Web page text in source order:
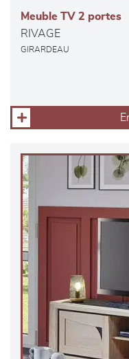
Meuble TV 2 portes
RIVAGE
GIRARDEAU